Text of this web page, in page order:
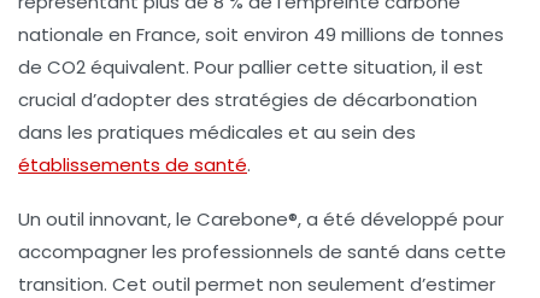
nationale en France, soit environ 49 millions de tonnes
de CO2 équivalent. Pour pallier cette situation, il est
crucial d’adopter des stratégies de décarbonation
dans les pratiques médicales et au sein des
établissements de santé.
Un outil innovant, le Carebone®, a été développé pour
accompagner les professionnels de santé dans cette
transition. Cet outil permet non seulement d’estimer